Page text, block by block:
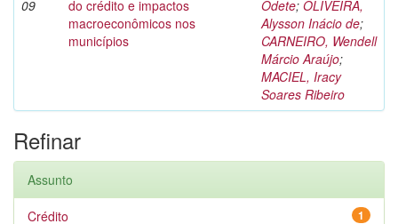
09
do crédito e impactos
macroeconômicos nos
municípios
Odete; OLIVEIRA,
Alysson Inácio de;
CARNEIRO, Wendell
Márcio Araújo;
MACIEL, Iracy
Soares Ribeiro
Refinar
Assunto
1
Crédito